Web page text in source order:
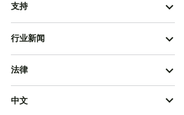
支持
行业新闻
法律
中文